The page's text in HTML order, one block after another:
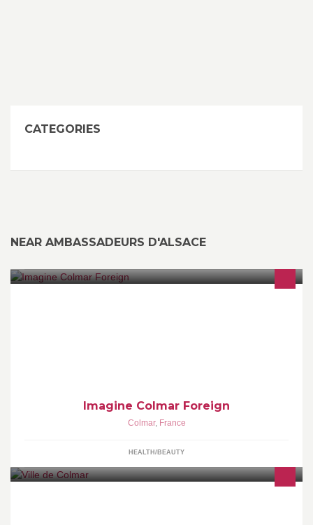
CATEGORIES
NEAR AMBASSADEURS D'ALSACE
Imagine Colmar Foreign
Colmar, France
HEALTH/BEAUTY